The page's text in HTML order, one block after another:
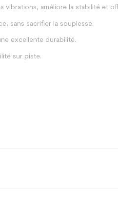
vibrations, améliore la stabilité et
sans sacrifier la souplesse.
excellente durabilité.
sur piste.